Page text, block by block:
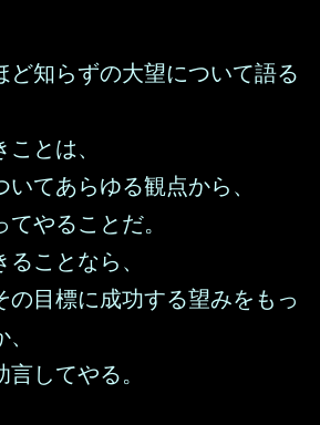
ど知らずの大望について語る
とは、
いてあらゆる観点から、
やることだ。
ことなら、
の目標に成功する望みをもっ
してやる。